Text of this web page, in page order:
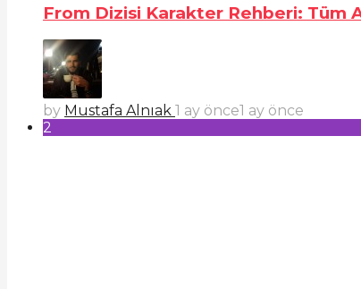
From Dizisi Karakter Rehberi: Tüm
by Mustafa Alnıak 1 ay önce1 ay önce
2